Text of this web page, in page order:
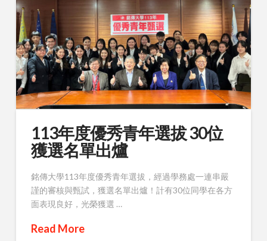
113年度優秀青年選拔 30位
獲選名單出爐
銘傳大學113年度優秀青年選拔，經過學務處一連串嚴
謹的審核與甄試，獲選名單出爐！計有30位同學在各方
面表現良好，光榮獲選 …
Read More